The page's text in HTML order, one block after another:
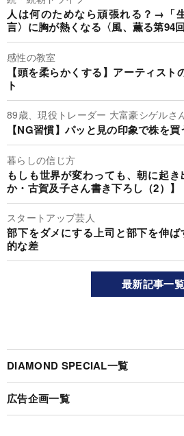
人は何のためなら頑張れる？→「
言〉に胸が熱くなる〈風、薫る第94回
感性の教室
【頭を柔らかくする】アーティス
ト
89歳、現役トレーダー 大富豪シゲルさ
【NG習慣】パッと見の印象で株を
暮らしの信じ方
もしも世界が変わっても、朝に起
か・古賀及子さん書き下ろし（2）】
スタートアップ芸人
部下をダメにする上司と部下を伸
的な差
最新記事一覧
DIAMOND SPECIAL一覧
広告企画一覧